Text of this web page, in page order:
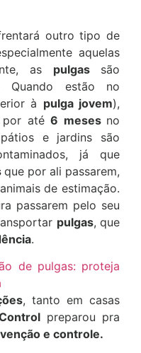
outro tipo de
aquelas
as pulgas são
Quando estão no
à pulga jovem),
por até 6 meses no
e jardins são
já que
que por ali passarem,
de estimação.
passarem pelo seu
pulgas, que
.
de pulgas: proteja
, tanto em casas
preparou pra
e controle.